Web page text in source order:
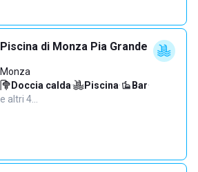
Piscina di Monza Pia Grande
Monza
Doccia calda· Piscina· Bar·
e altri 4…